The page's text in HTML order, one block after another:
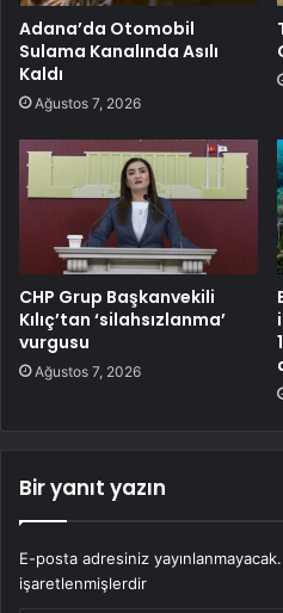
Adana’da Otomobil
Sulama Kanalında Asılı
Kaldı
Ağustos 7, 2026
CHP Grup Başkanvekili
Kılıç’tan ‘silahsızlanma’
vurgusu
Ağustos 7, 2026
Bir yanıt yazın
E-posta adresiniz yayınlanmayacak.
işaretlenmişlerdir